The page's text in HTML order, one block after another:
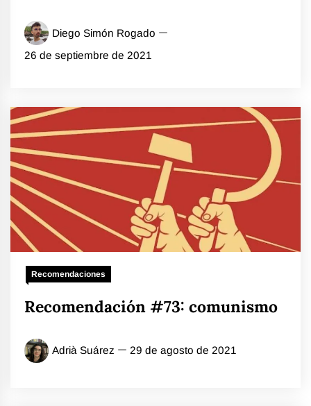
Diego Simón Rogado
26 de septiembre de 2021
Recomendaciones
Recomendación #73: comunismo
Adrià Suárez 29 de agosto de 2021